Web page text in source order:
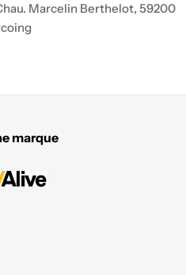
Marcelin Berthelot, 59200
marque